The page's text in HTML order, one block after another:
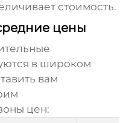
стоимость.
цены
в широком
вам
цен: